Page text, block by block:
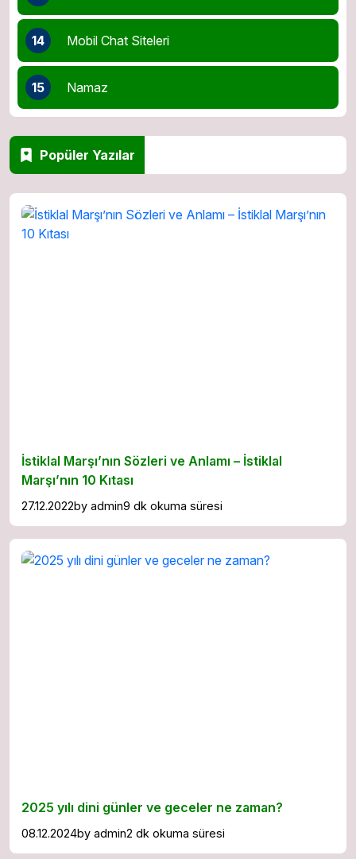
14 Mobil Chat Siteleri
15 Namaz
Popüler Yazılar
İstiklal Marşı’nın Sözleri ve Anlamı – İstiklal
Marşı’nın 10 Kıtası
27.12.2022by admin9 dk okuma süresi
2025 yılı dini günler ve geceler ne zaman?
08.12.2024by admin2 dk okuma süresi